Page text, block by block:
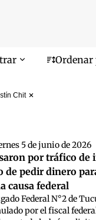
Ordenar
Chit
búsqueda
5 de junio de 2026
por tráfico de
de pedir dinero
causa federal
Federal N°2 de
por el fiscal